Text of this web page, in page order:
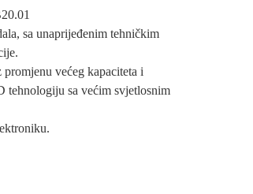
sa unaprijeđenim tehničkim
većeg kapaciteta i
tehnologiju sa većim svjetlosnim